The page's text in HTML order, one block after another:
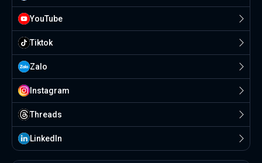
YouTube
Tiktok
Zalo
Instagram
Threads
Linkedln